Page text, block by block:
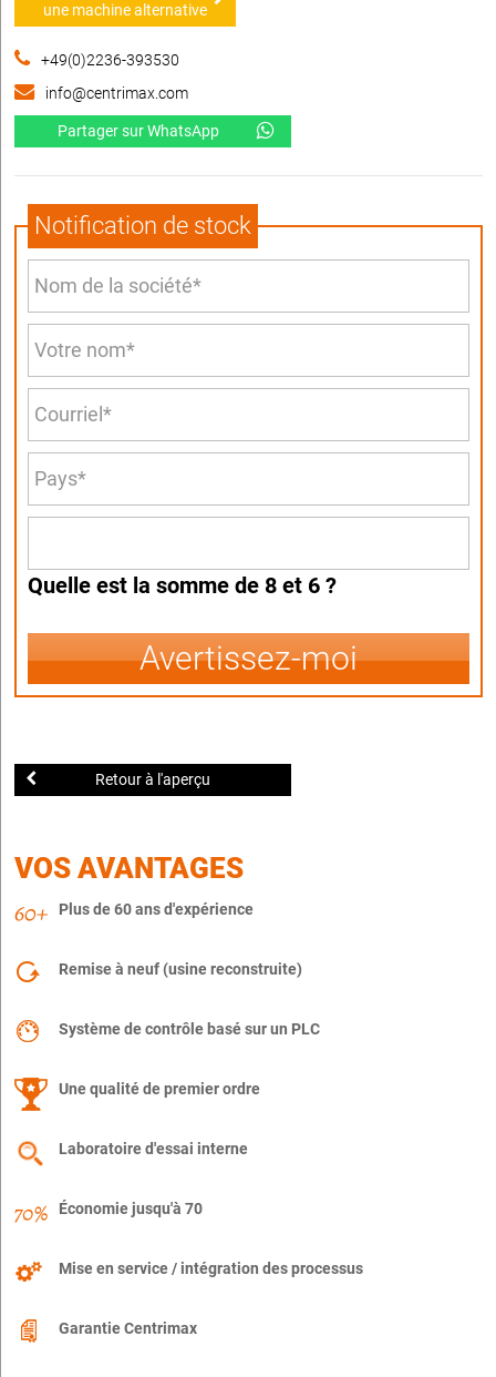
une machine alternative
+49(0)2236-393530
info@centrimax.com
Partager sur WhatsApp
Notification de stock
Quelle est la somme de 8 et 6 ?
Avertissez-moi
Retour à l'aperçu
VOS AVANTAGES
Plus de 60 ans d'expérience
Remise à neuf (usine reconstruite)
Système de contrôle basé sur un PLC
Une qualité de premier ordre
Laboratoire d'essai interne
Économie jusqu'à 70
Mise en service / intégration des processus
Garantie Centrimax